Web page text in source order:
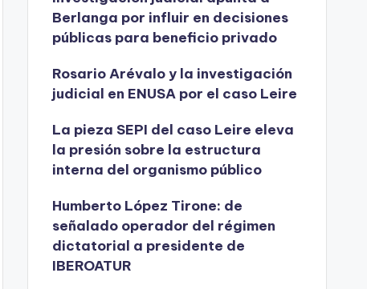
Berlanga por influir en decisiones
públicas para beneficio privado
Rosario Arévalo y la investigación
judicial en ENUSA por el caso Leire
La pieza SEPI del caso Leire eleva
la presión sobre la estructura
interna del organismo público
Humberto López Tirone: de
señalado operador del régimen
dictatorial a presidente de
IBEROATUR